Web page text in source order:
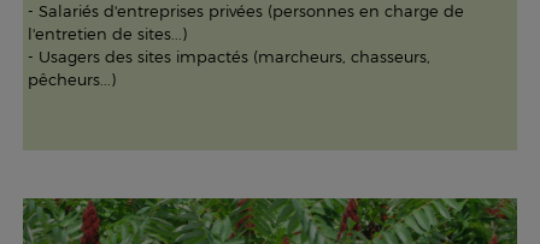
- Salariés d'entreprises privées (personnes en charge de
l'entretien de sites...)
- Usagers des sites impactés (marcheurs, chasseurs,
pêcheurs...)